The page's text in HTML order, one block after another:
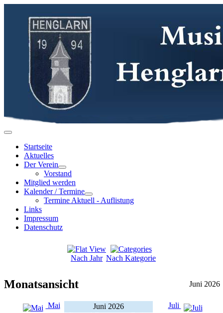
Startseite
Aktuelles
Der Verein
Vorstand
Mitglied werden
Kalender / Termine
Termine Aktuell - Auflistung
Links
Impressum
Datenschutz
Nach Jahr Nach Kategorie
Monatsansicht Juni 2026
Mai Juni 2026
Juli